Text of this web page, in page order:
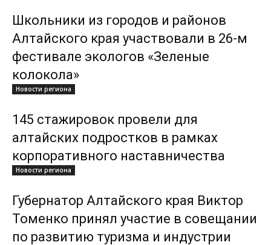
Школьники из городов и районов
Алтайского края участвовали в 26-м
фестивале экологов «Зеленые
колокола»
Новости региона
145 стажировок провели для
алтайских подростков в рамках
корпоративного наставничества
Новости региона
Губернатор Алтайского края Виктор
Томенко принял участие в совещании
по развитию туризма и индустрии